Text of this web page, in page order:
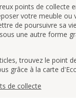
points de collecte
votre meuble ou
de poursuivre sa
une autre forme
trouvez le point
grâce à la carte
de collecte